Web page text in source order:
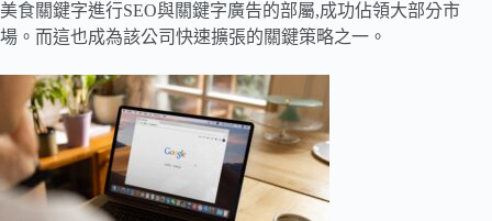
美食關鍵字進行SEO與關鍵字廣告的部屬,成功佔領大部分市
場。而這也成為該公司快速擴張的關鍵策略之一。